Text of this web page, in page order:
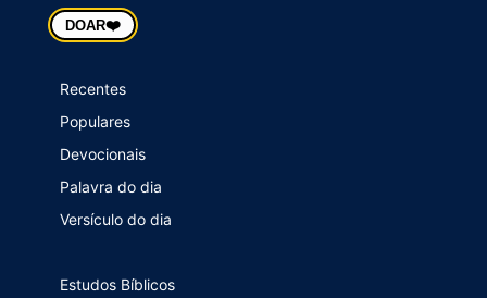
DOAR❤️
Recentes
Populares
Devocionais
Palavra do dia
Versículo do dia
Estudos Bíblicos